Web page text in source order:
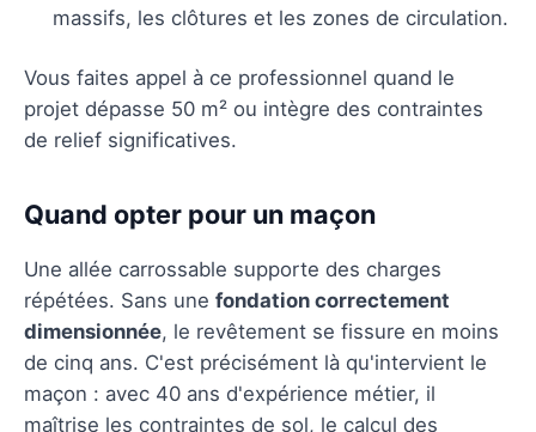
massifs, les clôtures et les zones de circulation.
Vous faites appel à ce professionnel quand le
projet dépasse 50 m² ou intègre des contraintes
de relief significatives.
Quand opter pour un maçon
Une allée carrossable supporte des charges
répétées. Sans une fondation correctement
dimensionnée, le revêtement se fissure en moins
de cinq ans. C'est précisément là qu'intervient le
maçon : avec 40 ans d'expérience métier, il
maîtrise les contraintes de sol, le calcul des